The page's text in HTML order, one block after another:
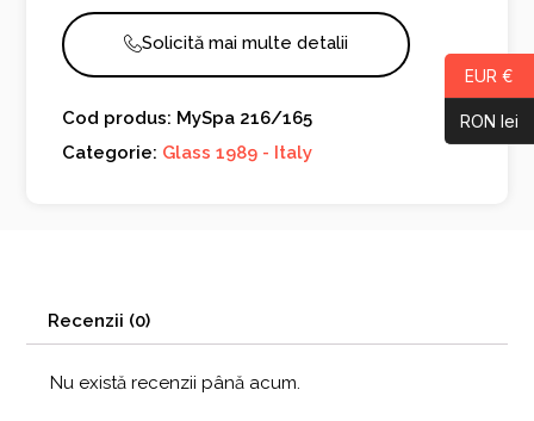
Solicită mai multe detalii
Cod produs: MySpa 216/165
Categorie: Glass 1989 - Italy
Recenzii (0)
Nu există recenzii până acum.
EUR €
RON lei